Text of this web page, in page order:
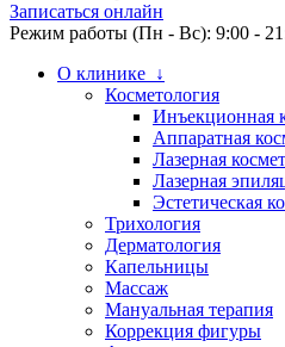
Записаться онлайн
Режим работы (Пн - Вс): 9:00 -
О клинике ↓
Косметология
Инъекционная
Аппаратная
Лазерная
Лазерная
Эстетическая
Трихология
Дерматология
Капельницы
Массаж
Мануальная терапия
Коррекция фигуры